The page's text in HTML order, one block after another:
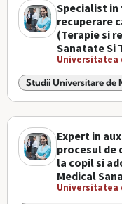
Specialist in
recuperare
(Terapie si
Sanatate Si
Universitatea
Studii Universitare de
Expert in
procesul de
la copil si
Medical
Universitatea